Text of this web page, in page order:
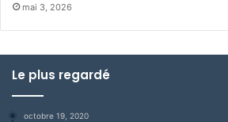
mai 3, 2026
Le plus regardé
octobre 19, 2020